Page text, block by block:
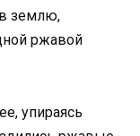
землю,
ржавой
упираясь